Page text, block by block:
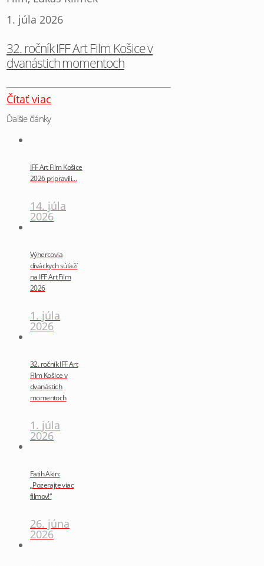
1. júla 2026
32. ročník IFF Art Film Košice v
dvanástich momentoch
Čítať viac
Ďalšie články
IFF Art Film Košice
2026 pripravili…
14. júla
2026
Výhercovia
diváckych súťaží
na IFF Art Film
2026
1. júla
2026
32. ročník IFF Art
Film Košice v
dvanástich
momentoch
1. júla
2026
Fatih Akin:
„Pozerajte viac
filmov!“
26. júna
2026